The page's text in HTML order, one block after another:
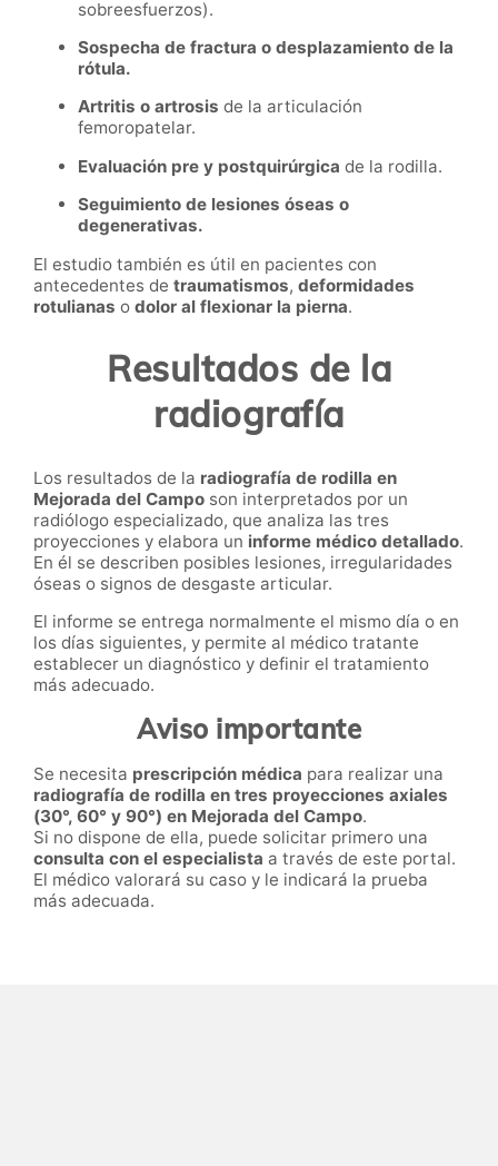
sobreesfuerzos).
Sospecha de fractura o desplazamiento de la
rótula.
Artritis o artrosis de la articulación
femoropatelar.
Evaluación pre y postquirúrgica de la rodilla.
Seguimiento de lesiones óseas o
degenerativas.
El estudio también es útil en pacientes con
antecedentes de traumatismos, deformidades
rotulianas o dolor al flexionar la pierna.
Resultados de la
radiografía
Los resultados de la radiografía de rodilla en
Mejorada del Campo son interpretados por un
radiólogo especializado, que analiza las tres
proyecciones y elabora un informe médico detallado.
En él se describen posibles lesiones, irregularidades
óseas o signos de desgaste articular.
El informe se entrega normalmente el mismo día o en
los días siguientes, y permite al médico tratante
establecer un diagnóstico y definir el tratamiento
más adecuado.
Aviso importante
Se necesita prescripción médica para realizar una
radiografía de rodilla en tres proyecciones axiales
(30°, 60° y 90°) en Mejorada del Campo.
Si no dispone de ella, puede solicitar primero una
consulta con el especialista a través de este portal.
El médico valorará su caso y le indicará la prueba
más adecuada.